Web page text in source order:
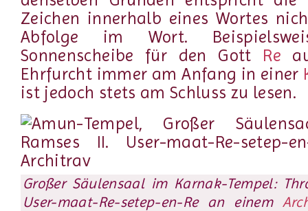
Zeichen innerhalb eines Wortes
Abfolge im Wort.
Sonnenscheibe für den Gott Re
Ehrfurcht immer am Anfang in einer
ist jedoch stets am Schluss zu lesen.
Großer Säulensaal im Karnak-Tempel:
User-maat-Re-setep-en-Rean einem